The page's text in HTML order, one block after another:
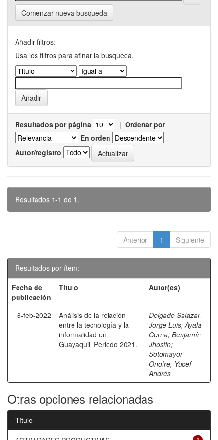
Comenzar nueva busqueda
Añadir filtros:
Usa los filtros para afinar la busqueda.
Resultados por página | Ordenar por
En orden
Autor/registro
Resultados 1-1 de 1.
Anterior 1 Siguiente
Resultados por ítem:
Fecha de
publicación
Título Autor(es)
6-feb-2022
Análisis de la relación
entre la tecnología y la
informalidad en
Guayaquil. Periodo 2021.
Delgado Salazar,
Jorge Luis;Ayala
Cerna, Benjamín
Jhostin;
Sotomayor
Onofre, Yucef
Andrés
Otras opciones relacionadas
Título